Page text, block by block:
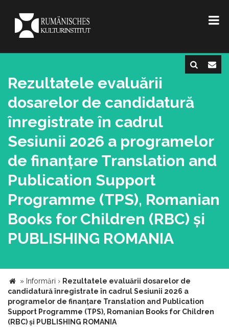
Rezultatele evaluării
dosarelor de candidatură
înregistrate în cadrul
Sesiunii 2026 a programelor
de finanțare Translation and
Publication Support
Programme (TPS), Romanian
Books for Children (RBC) și
PUBLISHING ROMANIA
» Informări › Rezultatele evaluării dosarelor de
candidatură înregistrate în cadrul Sesiunii 2026 a
programelor de finanțare Translation and Publication
Support Programme (TPS), Romanian Books for Children
(RBC) și PUBLISHING ROMANIA